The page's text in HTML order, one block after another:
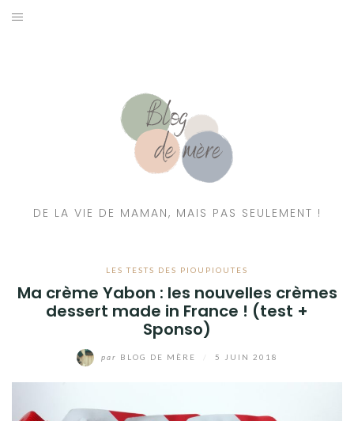
DE LA VIE DE MAMAN, MAIS PAS SEULEMENT !
LES TESTS DES PIOUPIOUTES
Ma crème Yabon : les nouvelles crèmes
dessert made in France ! (test +
Sponso)
par BLOG DE MÈRE 5 JUIN 2018
RESSOURCES NUTRITION & PARENTALITÉ